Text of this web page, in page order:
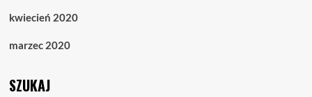
kwiecień 2020
marzec 2020
SZUKAJ